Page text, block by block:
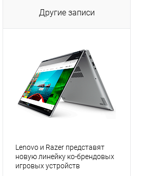
Другие записи
Lenovo и Razer представят
новую линейку ко-брендовых
игровых устройств